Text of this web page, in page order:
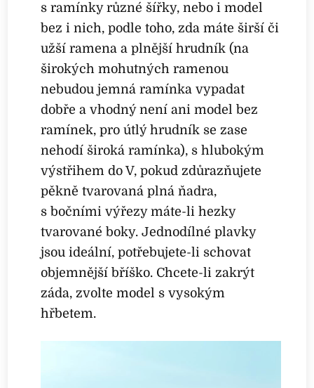
s ramínky různé šířky, nebo i model
bez i nich, podle toho, zda máte širší či
užší ramena a plnější hrudník (na
širokých mohutných ramenou
nebudou jemná ramínka vypadat
dobře a vhodný není ani model bez
ramínek, pro útlý hrudník se zase
nehodí široká ramínka), s hlubokým
výstřihem do V, pokud zdůrazňujete
pěkně tvarovaná plná ňadra,
s bočními výřezy máte-li hezky
tvarované boky. Jednodílné plavky
jsou ideální, potřebujete-li schovat
objemnější bříško. Chcete-li zakrýt
záda, zvolte model s vysokým
hřbetem.